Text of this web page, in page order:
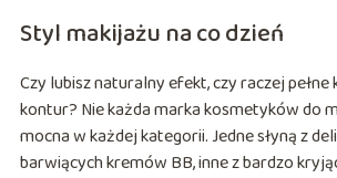
Styl makijażu na co dzień
Czy lubisz naturalny efekt, czy raczej
kontur? Nie każda marka kosmetyków do
mocna w każdej kategorii. Jedne słyną z
barwiących kremów BB, inne z bardzo